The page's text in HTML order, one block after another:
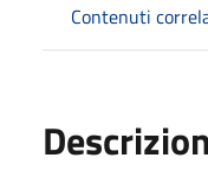
Contenuti